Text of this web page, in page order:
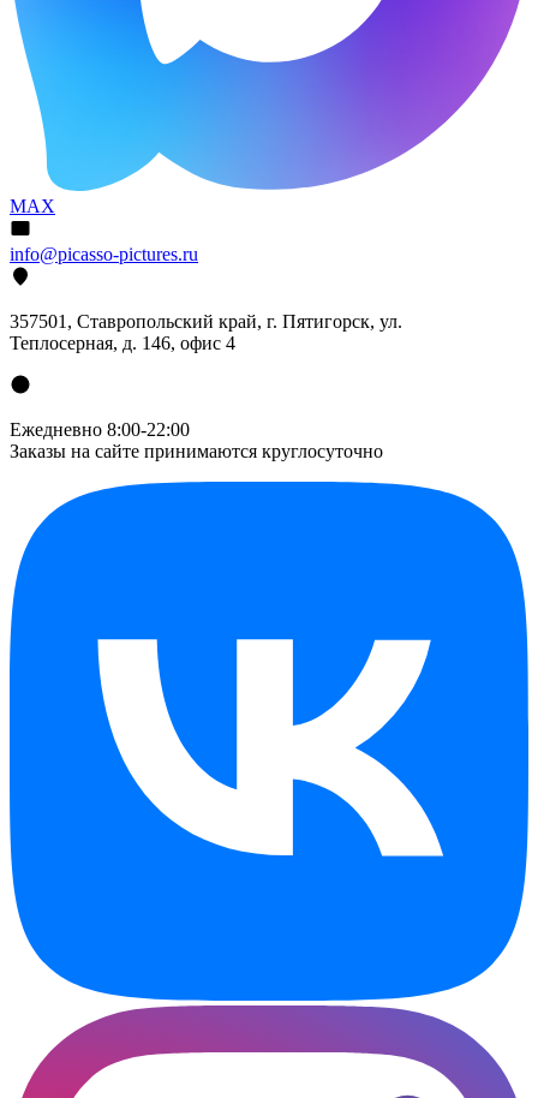
MAX
info@picasso-pictures.ru
357501, Ставропольский край, г. Пятигорск, ул.
Теплосерная, д. 146, офис 4
Ежедневно 8:00-22:00
Заказы на сайте принимаются круглосуточно